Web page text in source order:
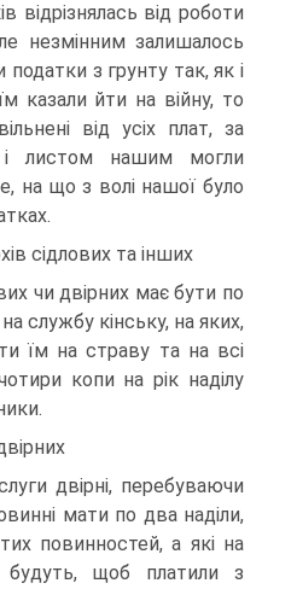
відрізнялась від роботи
незмінним залишалось
з грунту так, як і
казали йти на війну, то
від усіх плат, за
і листом нашим могли
на що з волі нашої було
сідлових та інших
чи двірних має бути по
службу кінську, на яких,
їм на страву та на всі
копи на рік наділу
двірні, перебуваючи
мати по два наділи,
тих повинностей, а які на
будуть, щоб платили з